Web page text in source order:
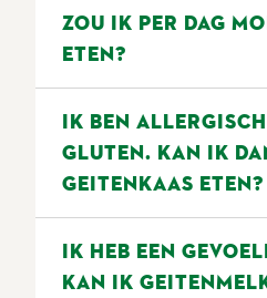
voor puppy's! Veel
voeden hun
geitenmelk om
honden hebben
geitenmelk minder
diarree.
ZOU IK PER DAG
ETEN?
gezonde voeding
Gezondheidsraad,
3 porties zuivel per
kwark en
IK BEN
GLUTEN. KAN IK
GEITENKAAS ETEN?
geen gluten.
IK HEB EEN
KAN IK